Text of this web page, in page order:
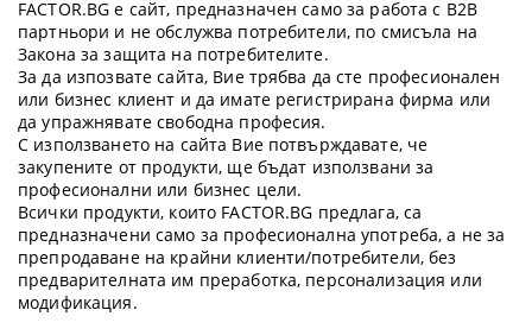
FACTOR.BG е сайт, предназначен само за работа с B2B
партньори и не обслужва потребители, по смисъла на
Закона за защита на потребителите.
За да изпозвате сайта, Вие трябва да сте професионален
или бизнес клиент и да имате регистрирана фирма или
да упражнявате свободна професия.
С използването на сайта Вие потвърждавате, че
закупените от продукти, ще бъдат използвани за
професионални или бизнес цели.
Всички продукти, които FACTOR.BG предлага, са
предназначени само за професионална употреба, а не за
препродаване на крайни клиенти/потребители, без
предварителната им преработка, персонализация или
модификация.